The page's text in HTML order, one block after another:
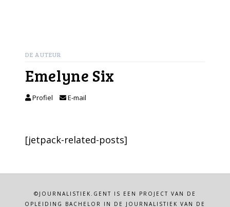
DE AUTEUR
Emelyne Six
Profiel E-mail
[jetpack-related-posts]
©JOURNALISTIEK.GENT IS EEN PROJECT VAN DE
OPLEIDING BACHELOR IN DE JOURNALISTIEK VAN DE